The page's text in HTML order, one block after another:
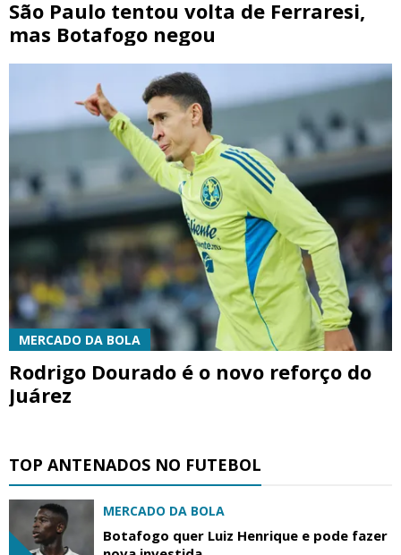
São Paulo tentou volta de Ferraresi,
mas Botafogo negou
MERCADO DA BOLA
Rodrigo Dourado é o novo reforço do
Juárez
TOP ANTENADOS NO FUTEBOL
MERCADO DA BOLA
Botafogo quer Luiz Henrique e pode fazer